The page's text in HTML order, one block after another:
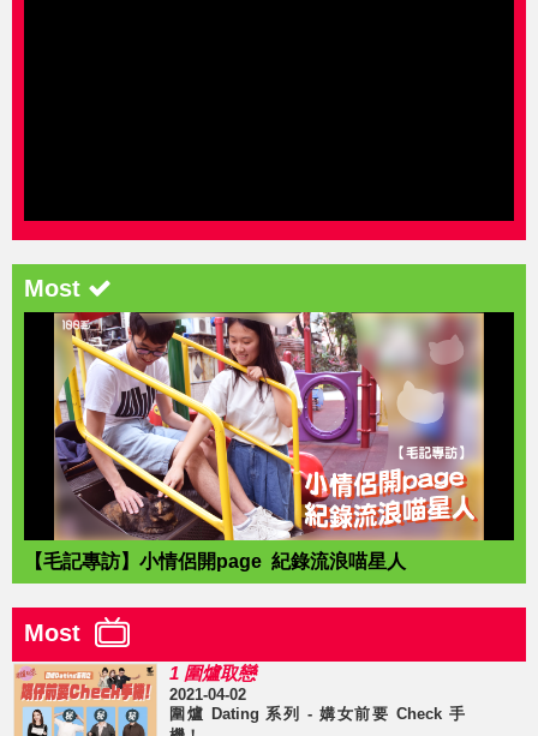
Most
【毛記專訪】小情侶開page 紀錄流浪喵星人
Most
1 圍爐取戀
2021-04-02
圍爐 Dating 系列 - 媾女前要 Check 手